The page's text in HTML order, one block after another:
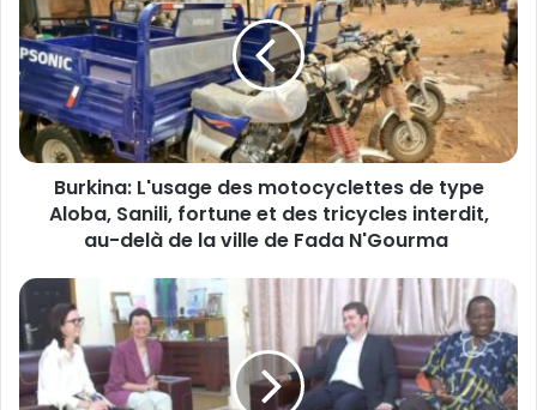
k
i
n
a
:
L
g
d
e
s
Burkina: L'usage des motocyclettes de type
Aloba, Sanili, fortune et des tricycles interdit,
au-delà de la ville de Fada N'Gourma
L
e
p